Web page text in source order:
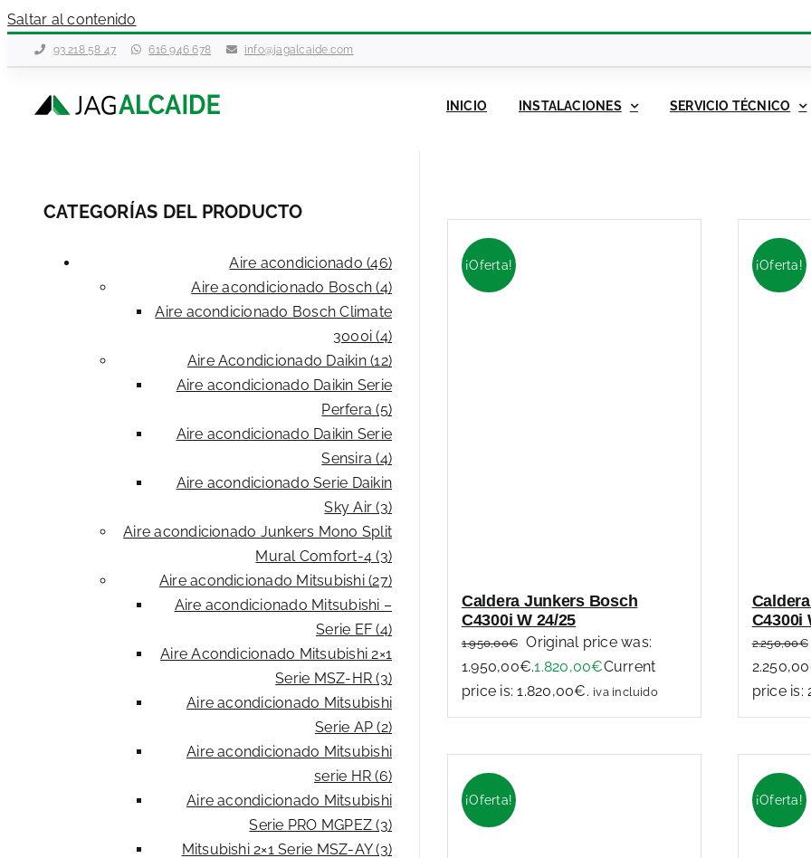
Saltar al contenido
93 218 58 47 616 946 678 info@jagalcaide.com
INICIO INSTALACIONES SERVICIO TÉCNICO
CATEGORÍAS DEL PRODUCTO
Aire acondicionado (46)
Aire acondicionado Bosch (4)
Aire acondicionado Bosch Climate
3000i (4)
Aire Acondicionado Daikin (12)
Aire acondicionado Daikin Serie
Perfera (5)
Aire acondicionado Daikin Serie
Sensira (4)
Aire acondicionado Serie Daikin
Sky Air (3)
Aire acondicionado Junkers Mono Split
Mural Comfort-4 (3)
Aire acondicionado Mitsubishi (27)
Aire acondicionado Mitsubishi –
Serie EF (4)
Aire Acondicionado Mitsubishi 2×1
Serie MSZ-HR (3)
Aire acondicionado Mitsubishi
Serie AP (2)
Aire acondicionado Mitsubishi
serie HR (6)
Aire acondicionado Mitsubishi
Serie PRO MGPEZ (3)
Mitsubishi 2×1 Serie MSZ-AY (3)
¡Oferta!
Caldera Junkers Bosch
C4300i W 24/25
1.950,00€
Original price was:
1.950,00€.1.820,00€Current
price is: 1.820,00€. iva incluido
¡Oferta!
C4300i
2.250,00€
price is:
¡Oferta! ¡Oferta!